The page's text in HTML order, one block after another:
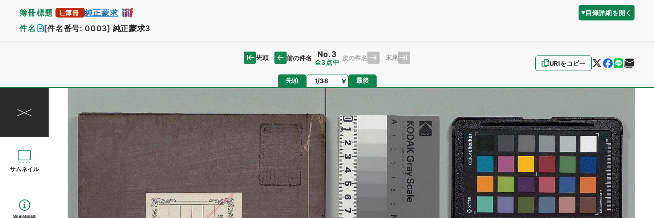
簿冊標題 簿冊 純正蒙求 目録詳細を開く
件名 [件名番号: 0003] 純正蒙求3
URIをコピー
先頭 前の件名 No.3
全3点中
次の件名 末尾
先頭 ページ 最後
サムネイル